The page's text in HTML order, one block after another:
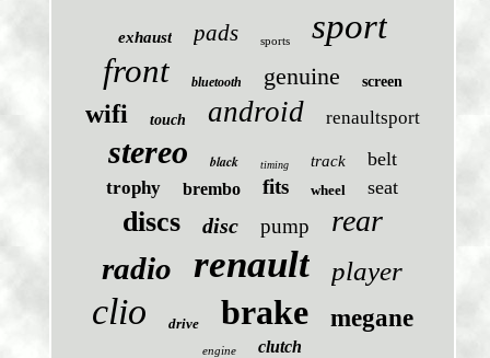
exhaust pads sports sport
front bluetooth genuine screen
wifi touch android renaultsport
stereo black timing track belt
trophy brembo fits wheel seat
discs disc pump rear
radio renault player
clio drive brake megane
engine clutch